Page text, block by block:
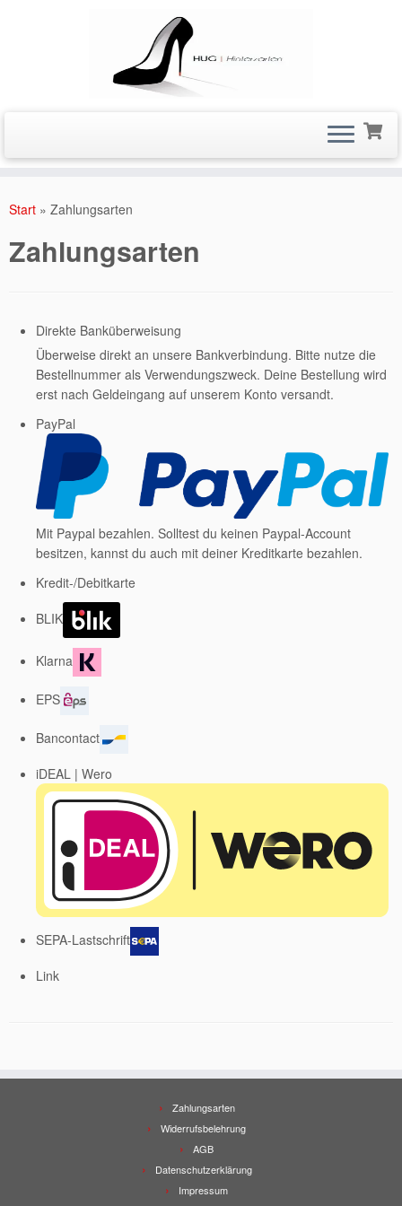
Inhalt
Start » Zahlungsarten
Zahlungsarten
Direkte Banküberweisung
Überweise direkt an unsere Bankverbindung. Bitte nutze die
Bestellnummer als Verwendungszweck. Deine Bestellung wird
erst nach Geldeingang auf unserem Konto versandt.
PayPal
Mit Paypal bezahlen. Solltest du keinen Paypal-Account
besitzen, kannst du auch mit deiner Kreditkarte bezahlen.
Kredit-/Debitkarte
BLIK
Klarna
EPS
Bancontact
iDEAL | Wero
SEPA-Lastschrift
Link
Zahlungsarten
Widerrufsbelehrung
AGB
Datenschutzerklärung
Impressum